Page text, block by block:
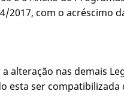
2017, com o acréscimo
alteração nas demais
esta ser